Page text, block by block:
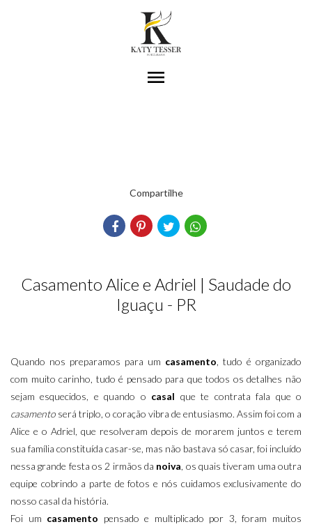
menu
Compartilhe
Casamento Alice e Adriel | Saudade do
Iguaçu - PR
Quando nos preparamos para um casamento, tudo é organizado
com muito carinho, tudo é pensado para que todos os detalhes não
sejam esquecidos, e quando o casal que te contrata fala que o
casamento será triplo, o coração vibra de entusiasmo. Assim foi com a
Alice e o Adriel, que resolveram depois de morarem juntos e terem
sua família constituída casar-se, mas não bastava só casar, foi incluído
nessa grande festa os 2 irmãos da noiva, os quais tiveram uma outra
equipe cobrindo a parte de fotos e nós cuidamos exclusivamente do
nosso casal da história.
Foi um casamento pensado e multiplicado por 3, foram muitos